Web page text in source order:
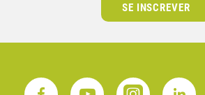
SE INSCREVER